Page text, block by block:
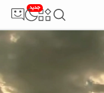
جدید